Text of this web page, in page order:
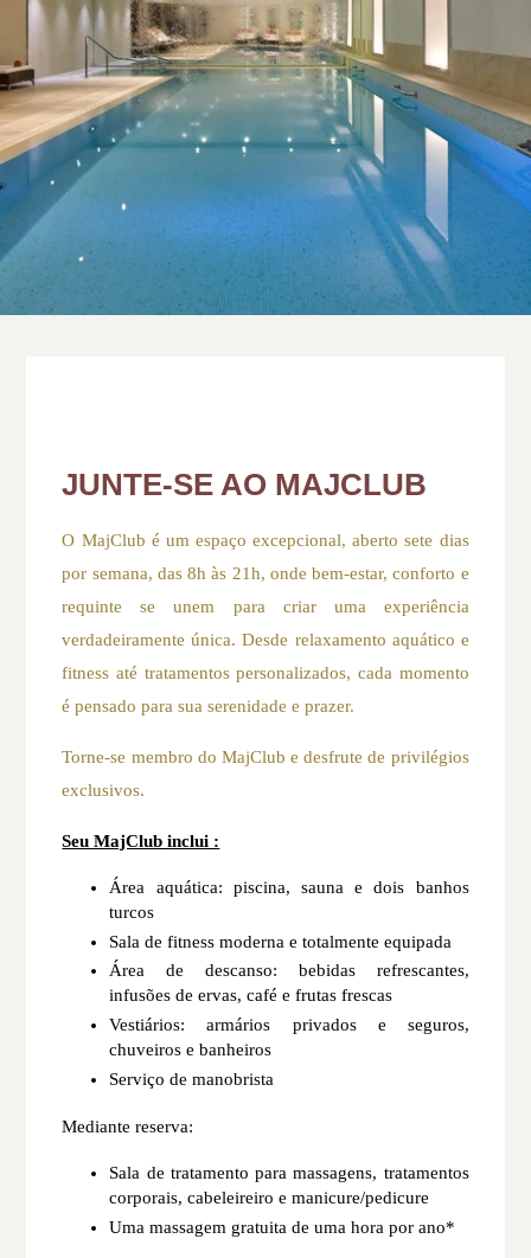
JUNTE-SE AO MAJCLUB
O MajClub é um espaço excepcional, aberto sete dias
por semana, das 8h às 21h, onde bem-estar, conforto e
requinte se unem para criar uma experiência
verdadeiramente única. Desde relaxamento aquático e
fitness até tratamentos personalizados, cada momento
é pensado para sua serenidade e prazer.
Torne-se membro do MajClub e desfrute de privilégios
exclusivos.
Seu MajClub inclui :
Área aquática: piscina, sauna e dois banhos
turcos
Sala de fitness moderna e totalmente equipada
Área de descanso: bebidas refrescantes,
infusões de ervas, café e frutas frescas
Vestiários: armários privados e seguros,
chuveiros e banheiros
Serviço de manobrista
Mediante reserva:
Sala de tratamento para massagens, tratamentos
corporais, cabeleireiro e manicure/pedicure
Uma massagem gratuita de uma hora por ano*